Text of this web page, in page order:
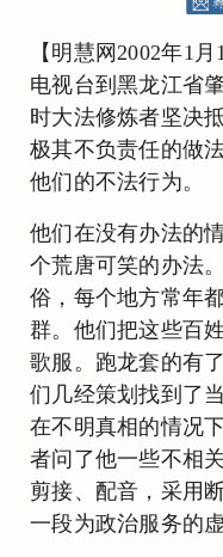
【明慧网2002年1
电视台到黑龙江省
时大法修炼者坚决
极其不负责任的做
他们的不法行为。
他们在没有办法的
个荒唐可笑的办法
俗，每个地方常年
群。他们把这些百
歌服。跑龙套的有
们几经策划找到了
在不明真相的情况
者问了他一些不相
剪接、配音，采用
一段为政治服务的